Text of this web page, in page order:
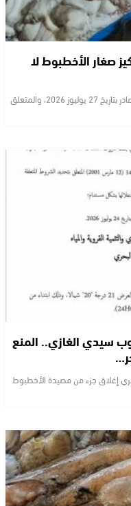
صغار الأخطبوط لا
صوت الصحراء أثار المقرر الوزاري رقم 07/26-PLP الصادر بتاريخ 27 يوليوز 2026، والمتعلق
سيدي الغازي.. المنع
إغلاق جزء من مصيدة الأخطبوط